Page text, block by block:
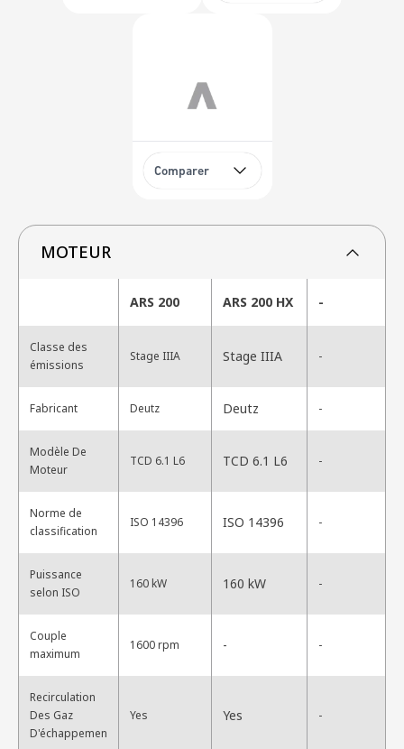
Comparer
MOTEUR
ARS 200 ARS 200 HX -
Classe des
émissions
Stage IIIA Stage IIIA -
Fabricant Deutz Deutz -
Modèle De
Moteur
TCD 6.1 L6 TCD 6.1 L6 -
Norme de
classification
ISO 14396 ISO 14396 -
Puissance
selon ISO
160 kW 160 kW -
Couple
maximum
1600 rpm - -
Recirculation
Des Gaz
D'échappemen
Yes Yes -